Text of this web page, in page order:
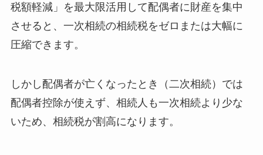
税額軽減」を最大限活用して配偶者に財産を集中
させると、一次相続の相続税をゼロまたは大幅に
圧縮できます。
しかし配偶者が亡くなったとき（二次相続）では
配偶者控除が使えず、相続人も一次相続より少な
いため、相続税が割高になります。